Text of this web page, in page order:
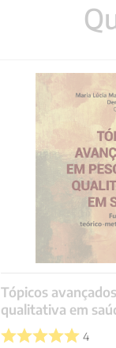
Tópicos
qualitativa em
4